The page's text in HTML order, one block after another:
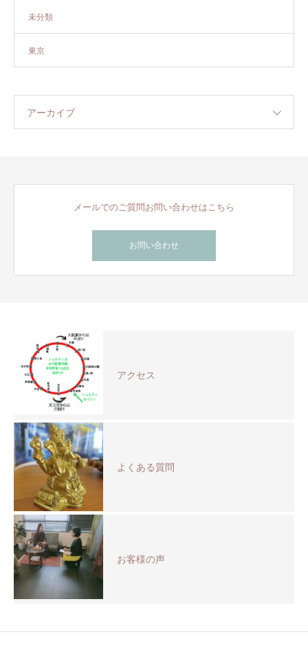
未分類
東京
アーカイブ
メールでのご質問お問い合わせはこちら
お問い合わせ
アクセス
よくある質問
お客様の声